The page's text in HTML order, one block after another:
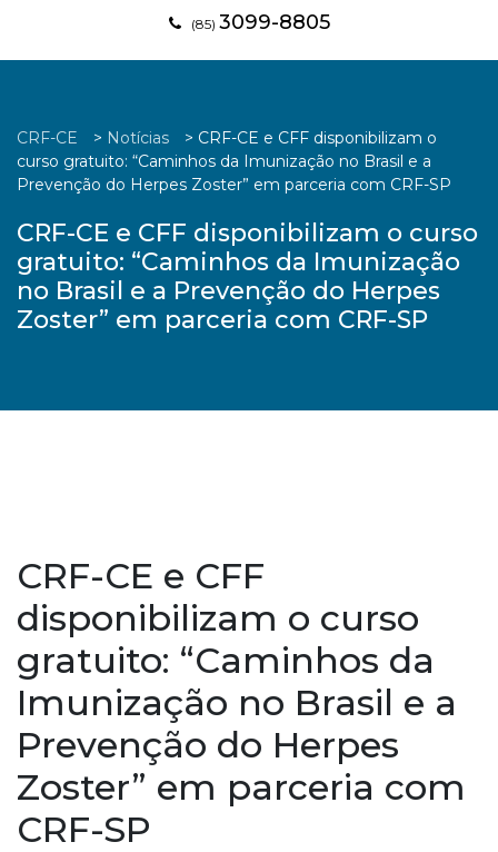
(85) 3099-8805
CRF-CE > Notícias > CRF-CE e CFF disponibilizam o
curso gratuito: “Caminhos da Imunização no Brasil e a
Prevenção do Herpes Zoster” em parceria com CRF-SP
CRF-CE e CFF disponibilizam o curso
gratuito: “Caminhos da Imunização
no Brasil e a Prevenção do Herpes
Zoster” em parceria com CRF-SP
CRF-CE e CFF
disponibilizam o curso
gratuito: “Caminhos da
Imunização no Brasil e a
Prevenção do Herpes
Zoster” em parceria com
CRF-SP